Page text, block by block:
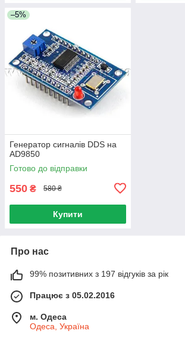
–5%
Генератор сигналів DDS на
AD9850
Готово до відправки
550 ₴ 580 ₴
Купити
Про нас
99% позитивних з 197 відгуків за рік
Працює з 05.02.2016
м. Одеса
Одеса, Україна